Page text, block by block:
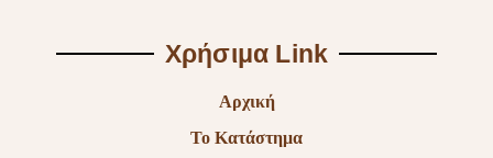
Χρήσιμα Link
Αρχική
Το Κατάστημα